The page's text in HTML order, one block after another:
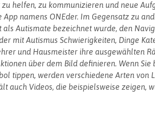
helfen, zu kommunizieren und neue
namens ONEder. Im Gegensatz zu
als Autismate bezeichnet wurde, den
mit Autismus Schwierigkeiten, Dinge
und Hausmeister ihre ausgewählten
über dem Bild definieren. Wenn Sie
tippen, werden verschiedene Arten von
auch Videos, die beispielsweise zeigen,